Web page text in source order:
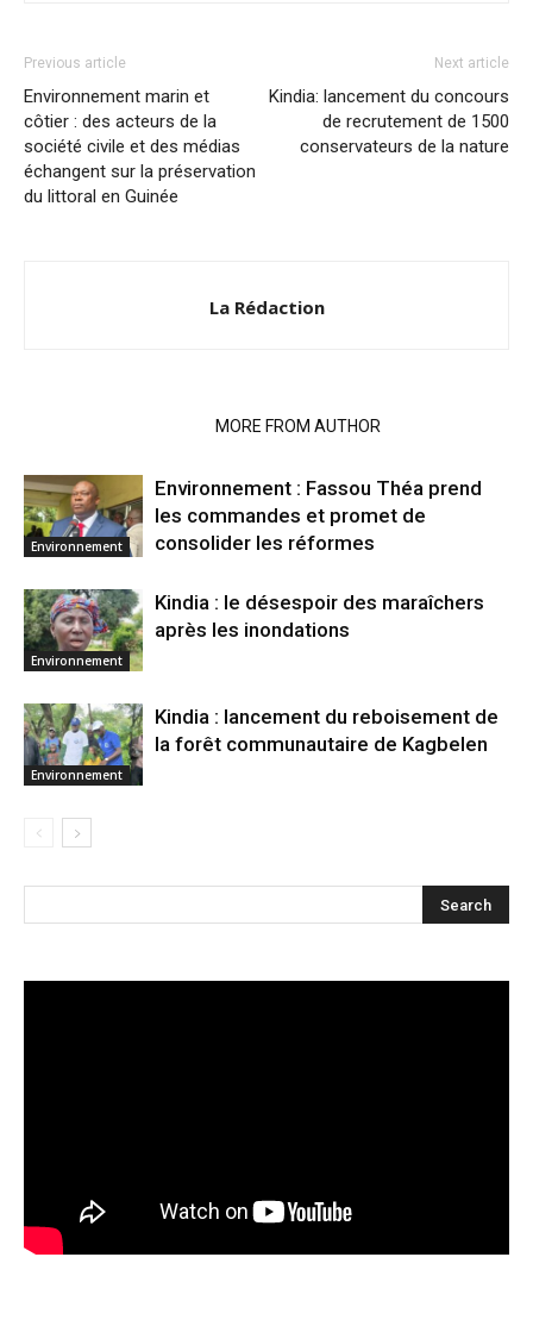
Previous article
Environnement marin et
côtier : des acteurs de la
société civile et des médias
échangent sur la préservation
du littoral en Guinée
Next article
Kindia: lancement du concours
de recrutement de 1500
conservateurs de la nature
La Rédaction
MORE FROM AUTHOR
Environnement
Environnement : Fassou Théa prend
les commandes et promet de
consolider les réformes
Environnement
Kindia : le désespoir des maraîchers
après les inondations
Environnement
Kindia : lancement du reboisement de
la forêt communautaire de Kagbelen